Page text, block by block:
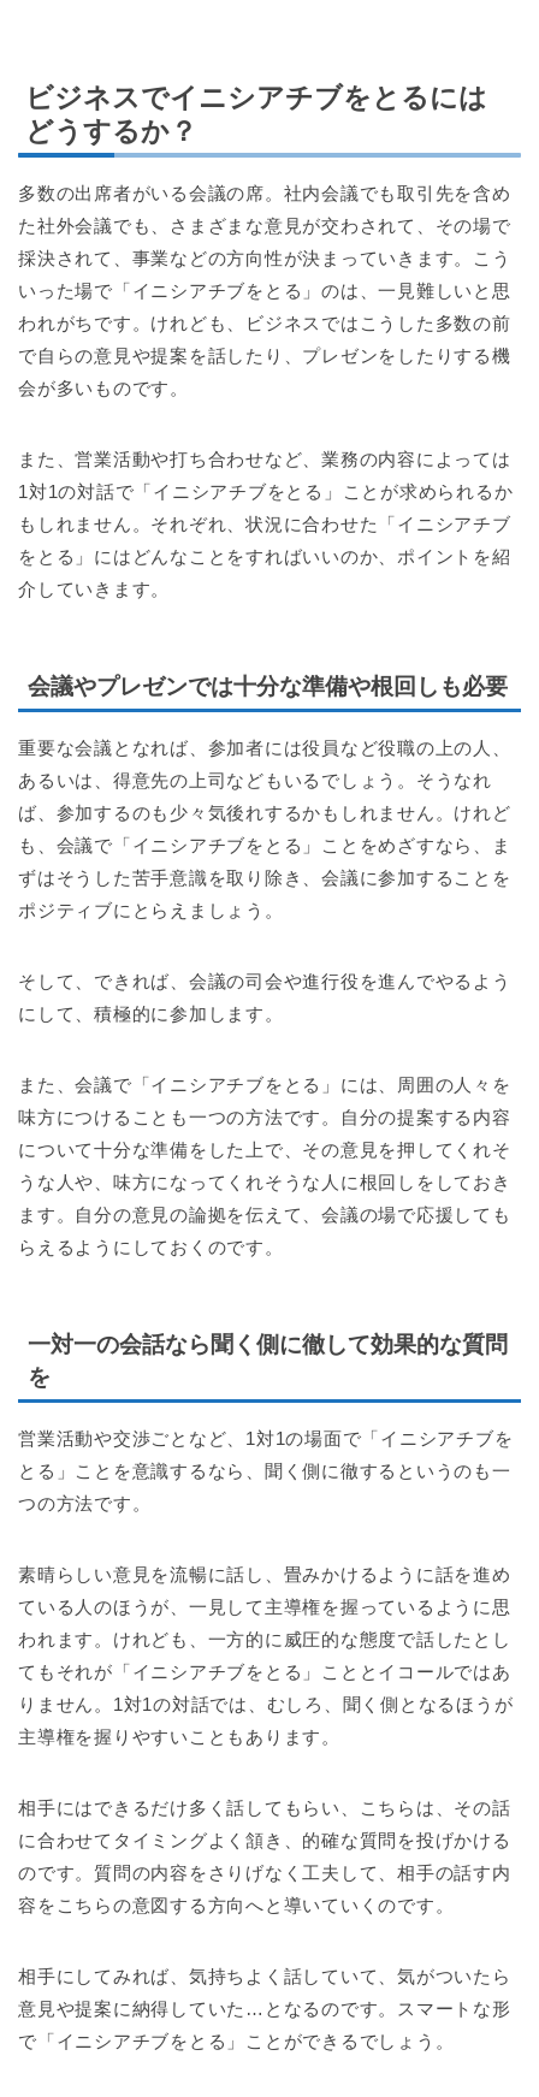
ビジネスでイニシアチブをとるには
どうするか？
多数の出席者がいる会議の席。社内会議でも取引先を含め
た社外会議でも、さまざまな意見が交わされて、その場で
採決されて、事業などの方向性が決まっていきます。こう
いった場で「イニシアチブをとる」のは、一見難しいと思
われがちです。けれども、ビジネスではこうした多数の前
で自らの意見や提案を話したり、プレゼンをしたりする機
会が多いものです。
また、営業活動や打ち合わせなど、業務の内容によっては
1対1の対話で「イニシアチブをとる」ことが求められるか
もしれません。それぞれ、状況に合わせた「イニシアチブ
をとる」にはどんなことをすればいいのか、ポイントを紹
介していきます。
会議やプレゼンでは十分な準備や根回しも必要
重要な会議となれば、参加者には役員など役職の上の人、
あるいは、得意先の上司などもいるでしょう。そうなれ
ば、参加するのも少々気後れするかもしれません。けれど
も、会議で「イニシアチブをとる」ことをめざすなら、ま
ずはそうした苦手意識を取り除き、会議に参加することを
ポジティブにとらえましょう。
そして、できれば、会議の司会や進行役を進んでやるよう
にして、積極的に参加します。
また、会議で「イニシアチブをとる」には、周囲の人々を
味方につけることも一つの方法です。自分の提案する内容
について十分な準備をした上で、その意見を押してくれそ
うな人や、味方になってくれそうな人に根回しをしておき
ます。自分の意見の論拠を伝えて、会議の場で応援しても
らえるようにしておくのです。
一対一の会話なら聞く側に徹して効果的な質問
を
営業活動や交渉ごとなど、1対1の場面で「イニシアチブを
とる」ことを意識するなら、聞く側に徹するというのも一
つの方法です。
素晴らしい意見を流暢に話し、畳みかけるように話を進め
ている人のほうが、一見して主導権を握っているように思
われます。けれども、一方的に威圧的な態度で話したとし
てもそれが「イニシアチブをとる」こととイコールではあ
りません。1対1の対話では、むしろ、聞く側となるほうが
主導権を握りやすいこともあります。
相手にはできるだけ多く話してもらい、こちらは、その話
に合わせてタイミングよく頷き、的確な質問を投げかける
のです。質問の内容をさりげなく工夫して、相手の話す内
容をこちらの意図する方向へと導いていくのです。
相手にしてみれば、気持ちよく話していて、気がついたら
意見や提案に納得していた…となるのです。スマートな形
で「イニシアチブをとる」ことができるでしょう。